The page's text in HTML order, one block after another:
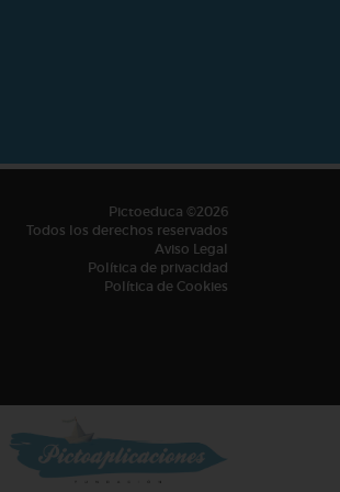
Pictoeduca ©2026
Todos los derechos reservados
Aviso Legal
Política de privacidad
Política de Cookies